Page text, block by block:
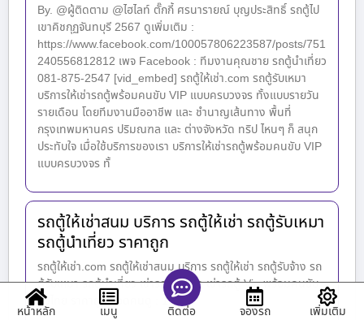
By. @ผู้ติดตาม @ไฮไลท์ ตั๊กกี้ ศรนารายณ์ บุญประสิทธิ์ รถตู้ไป
เขาคิชกุฏจันทบุรี 2567 ดูเพิ่มเติม :
https://www.facebook.com/100057806223587/posts/751
240556812812 เพจ Facebook : ทีมงานคุณชาย รถตู้นำเที่ยว
081-875-2547 [vid_embed] รถตู้ให้เช่า.com รถตู้รับเหมา
บริการให้เช่ารถตู้พร้อมคนขับ VIP แบบครบวงจร ทั้งแบบรายวัน
รายเดือน โดยทีมงานมืออาชีพ และ ชำนาญเส้นทาง พื้นที่
กรุงเทพมหานคร ปริมณฑล และ ต่างจังหวัด ทริป ไหนๆ ก็ สนุก
ประทับใจ เมื่อใช้บริการของเรา บริการให้เช่ารถตู้พร้อมคนขับ VIP
แบบครบวงจร ทั้
รถตู้ให้เช่าสนม บริการ รถตู้ให้เช่า รถตู้รับเหมา
รถตู้นำเที่ยว ราคาถูก
รถตู้ให้เช่า.com รถตู้ให้เช่าสนม บริการ รถตู้ให้เช่า รถตู้รับจ้าง รถ
ตู้รับเหมา รถตู้นำเที่ยว เช่ารถตู้ขับเอง เช่ารถตู้ Vip พร้อมคนขับ
ทั่วไทย ราคาถูก ยอดคนดู : 1,519
หน้าหลัก เมนู ติดต่อ จองรถ เพิ่มเติม